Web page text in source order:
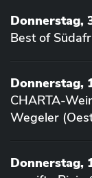
Donnerstag,
Best of
Donnerstag,
CHARTA-
Wegeler
Donnerstag,